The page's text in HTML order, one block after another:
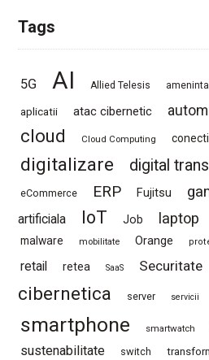
Tags
5G AI Allied Telesis
aplicatii atac cibernetic
cloud Cloud Computing
digitalizare digital
eCommerce ERP Fujitsu
artificiala
IoT Job laptop
malware mobilitate Orange
retail retea SaaS Securitate
cibernetica
server servicii
smartphone smartwatch
sustenabilitate switch